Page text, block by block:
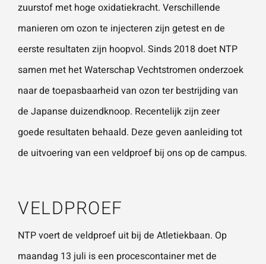
Wat is 5 + 5?*
VERSTU
AANVRA
zuurstof met hoge oxidatiekracht. Verschillende
manieren om ozon te injecteren zijn getest en de
eerste resultaten zijn hoopvol. Sinds 2018 doet NTP
samen met het Waterschap Vechtstromen onderzoek
naar de toepasbaarheid van ozon ter bestrijding van
de Japanse duizendknoop. Recentelijk zijn zeer
goede resultaten behaald. Deze geven aanleiding tot
de uitvoering van een veldproef bij ons op de campus.
VELDPROEF
NTP voert de veldproef uit bij de Atletiekbaan. Op
maandag 13 juli is een procescontainer met de